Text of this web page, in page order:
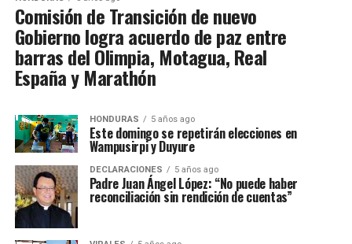
Comisión de Transición de nuevo
Gobierno logra acuerdo de paz entre
barras del Olimpia, Motagua, Real
España y Marathón
HONDURAS 5 años ago
Este domingo se repetirán elecciones en
Wampusirpi y Duyure
DECLARACIONES 5 años ago
Padre Juan Ángel López: “No puede haber
reconciliación sin rendición de cuentas”